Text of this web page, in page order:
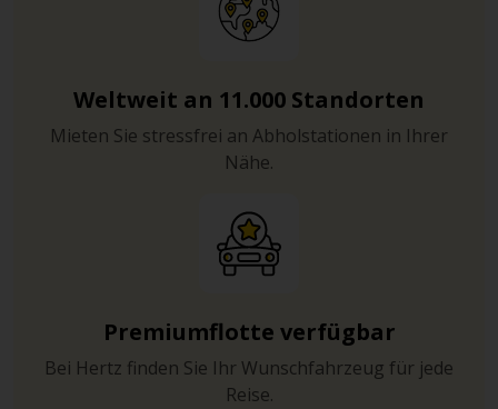
Weltweit an 11.000 Standorten
Mieten Sie stressfrei an Abholstationen in Ihrer
Nähe.
Premiumflotte verfügbar
Bei Hertz finden Sie Ihr Wunschfahrzeug für jede
Reise.